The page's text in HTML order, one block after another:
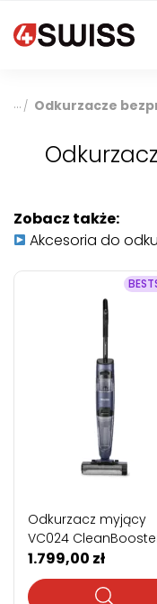
4swiss.pl
/ Odkurzacze
Zobacz także:
Akcesoria do
Odkurzacz myjący
VC024
1.799,00 zł